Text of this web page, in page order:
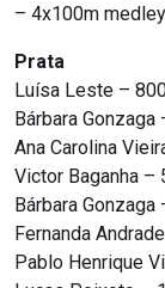
– 4x100m
Prata
Luísa Leste –
Bárbara
Ana Carolina
Victor Baganha
Bárbara
Fernanda
Pablo Henrique